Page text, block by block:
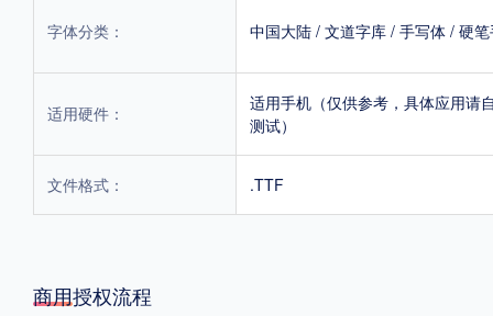
字体分类： 中国大陆 / 文道字库 / 手写体 / 硬
适用硬件：
适用手机（仅供参考，具体应用请
测试）
文件格式： .TTF
商用授权流程